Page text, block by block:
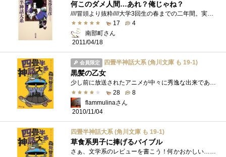
何このダメ人間…あれ？俺じゃね？
17
4
南部町さん
2011/04/18
会員限定 四畳半神話大系 (角川文庫 も 19-1)
黒髪の乙女
少し前に放送されたアニメが中々に秀逸な出来であったがため、どうしても原作も読んでみたくなり購入した。ありきたりな感想だが、非常に面�...
28
8
flammulinaさん
2010/11/04
四畳半神話大系 (角川文庫 も 19-1)
草食系男子に捧げるバイブル
さぁ、文学系のレビューを書こう！何かおかしい……そう思った時には遅かった。気づいたら、また森見登美彦を選んでしまっていたのだ。どう�...